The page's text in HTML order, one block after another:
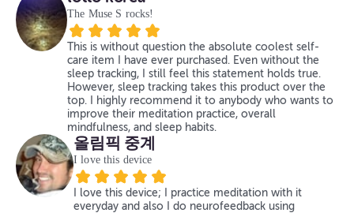
The Muse S rocks!
This is without question the absolute coolest self-
care item I have ever purchased. Even without the
sleep tracking, I still feel this statement holds true.
However, sleep tracking takes this product over the
top. I highly recommend it to anybody who wants to
improve their meditation practice, overall
mindfulness, and sleep habits.
올림픽 중계
I love this device
I love this device; I practice meditation with it
everyday and also I do neurofeedback using